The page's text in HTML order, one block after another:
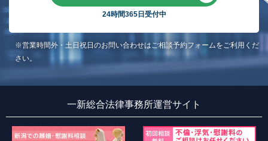
24時間365日受付中
※営業時間外・土日祝日のお問い合わせはご相談予約フォームをご利用くだ
さい。
一新総合法律事務所運営サイト